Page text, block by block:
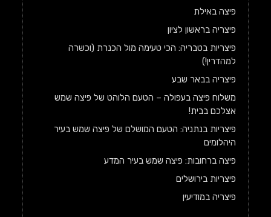
פיצה באילת
פיצריה בראשון לציון
פיצריות בטבריה: הכי טעימה מול הכנרת (וכשרה
למהדרין!)
פיצריה בבאר שבע
משלוח פיצה בעפולה – הטעם הלוהט של פיצה שמש
אצלכם בבית!
פיצריות בנתניה: הטעם המושלם של פיצה שמש בעיר
היהלומים
פיצה ברחובות: פיצה שמש בעיר המדע
פיצריות בירושלים
פיצריה במודיעין